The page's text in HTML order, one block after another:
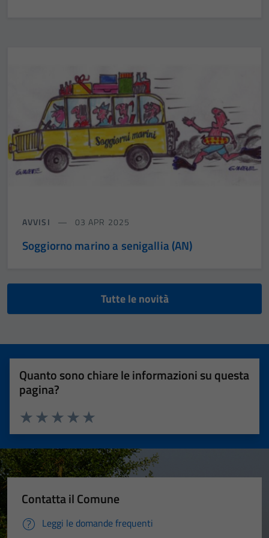
AVVISI 03 APR 2025
Soggiorno marino a senigallia (AN)
Tutte le novità
Quanto sono chiare le informazioni su questa
pagina?
Valuta 5 stelle su 5
Valuta 4 stelle su 5
Valuta 3 stelle su 5
Valuta 2 stelle su 5
Valuta 1 stelle su 5
Contatta il Comune
Leggi le domande frequenti